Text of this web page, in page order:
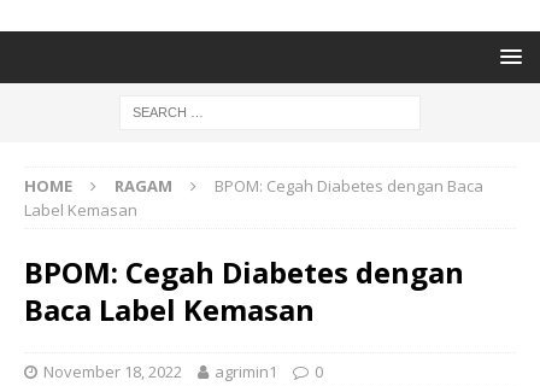
HOME RAGAM
BPOM: Cegah Diabetes dengan Baca
Label Kemasan
BPOM: Cegah Diabetes dengan
Baca Label Kemasan
November 18, 2022 agrimin1 0